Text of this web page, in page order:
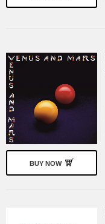
BUY NOW